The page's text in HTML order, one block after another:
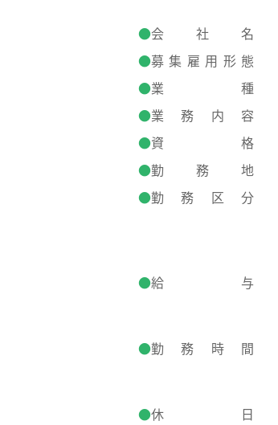
会社名
募集雇用形態
業種
業務内容
資格
勤務地
勤務区分
給与
勤務時間
休日